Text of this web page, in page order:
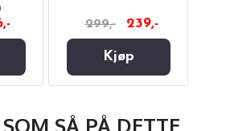
299,- 239,-
Kjøp
SÅ PÅ DETTE